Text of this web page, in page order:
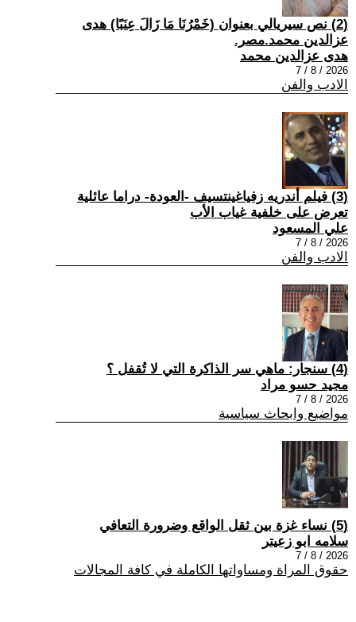
(2) نص سيريالي بعنوان (خَمْرُنَا مَا زَالَ عِنَبًا) هدى
عزالدين محمد.مصر.
هدى عزالدين محمد
2026 / 8 / 7
الادب والفن
(3) فيلم أندريه زفياغينتسيف -العودة- دراما عائلية
تعرض على خلفية غياب الأب
علي المسعود
2026 / 8 / 7
الادب والفن
(4) سنجار: ماهي سر الذاكرة التي لا تُقفل ؟
مجيد حسو مراد
2026 / 8 / 7
مواضيع وابحاث سياسية
(5) نساء غزة بين ثقل الواقع وضرورة التعافي
سلامه ابو زعيتر
2026 / 8 / 7
حقوق المراة ومساواتها الكاملة في كافة المجالات